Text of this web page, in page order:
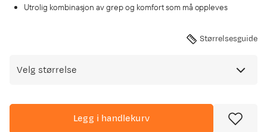
Utrolig kombinasjon av grep og komfort som må oppleves
Størrelsesguide
Velg størrelse
Legg i handlekurv